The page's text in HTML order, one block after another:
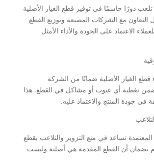
دورًا حاسمًا في توفير قطع الغيار الأصلية
التعاون مع الشركات المصنعة وتوزيع القطع
الاعتماد على الجودة والأداء الأمثل
الغيار الأصلية ضمانًا من الشركة
تغطية أي عيوب أو مشاكل في القطع. هذا
في جودة المنتج والاعتماد عليه.
تساعد في منع التزوير والتلاعب بقطع
بضمان أن القطع المقدمة هي أصلية وليست